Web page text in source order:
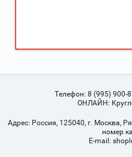
Телефон: 8 (995) 900-
ОНЛАЙН:
Адрес: Россия, 125040, г. Москва,
номер
Е-mail: